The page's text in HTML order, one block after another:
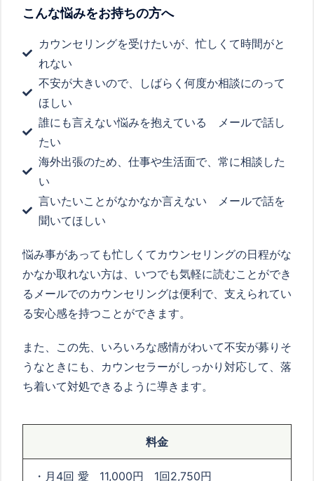
こんな悩みをお持ちの方へ
カウンセリングを受けたいが、忙しくて時間がと
れない
不安が大きいので、しばらく何度か相談にのって
ほしい
誰にも言えない悩みを抱えている メールで話し
たい
海外出張のため、仕事や生活面で、常に相談した
い
言いたいことがなかなか言えない メールで話を
聞いてほしい
悩み事があっても忙しくてカウンセリングの日程がな
かなか取れない方は、いつでも気軽に読むことができ
るメールでのカウンセリングは便利で、支えられてい
る安心感を持つことができます。
また、この先、いろいろな感情がわいて不安が募りそ
うなときにも、カウンセラーがしっかり対応して、落
ち着いて対処できるように導きます。
料金
・月4回 愛 11,000円 1回2,750円